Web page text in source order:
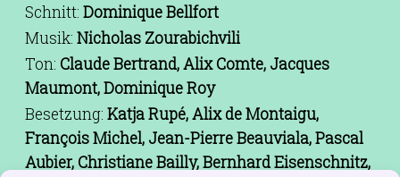
Schnitt: Dominique Bellfort
Musik: Nicholas Zourabichvili
Ton: Claude Bertrand, Alix Comte, Jacques
Maumont, Dominique Roy
Besetzung: Katja Rupé, Alix de Montaigu,
François Michel, Jean-Pierre Beauviala, Pascal
Aubier, Christiane Bailly, Bernhard Eisenschnitz,